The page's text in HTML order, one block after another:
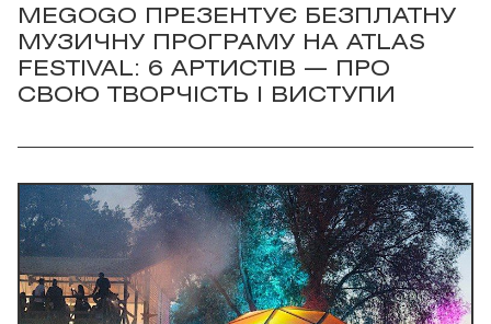
MEGOGO ПРЕЗЕНТУЄ БЕЗПЛАТНУ
МУЗИЧНУ ПРОГРАМУ НА ATLAS
FESTIVAL: 6 АРТИСТІВ — ПРО
СВОЮ ТВОРЧІСТЬ І ВИСТУПИ